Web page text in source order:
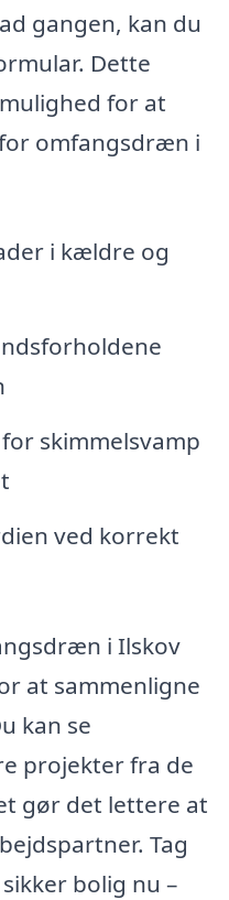
gangen, kan du
Dette
for at
omfangsdræn i
i kældre og
skimmelsvamp
ved korrekt
i Ilskov
at sammenligne
kan se
projekter fra de
gør det lettere at
Tag
bolig nu –